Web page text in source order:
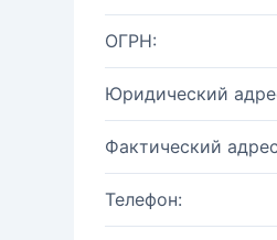
ОГРН:
Юридический
Фактический
Телефон: